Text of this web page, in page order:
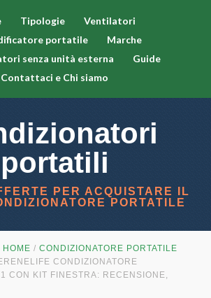
Tipologie
Ventilatori
portatile
Marche
senza unità esterna
Guide
Contattaci e Chi siamo
portatili
PER ACQUISTARE IL
PORTATILE
HOME / CONDIZIONATORE PORTATILE
CONDIZIONATORE
CON KIT FINESTRA: RECENSIONE,